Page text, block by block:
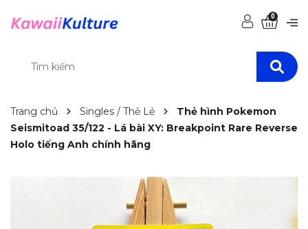
0
Trang chủ Singles / Thẻ Lẻ
Thẻ hình Pokemon
Seismitoad 35/122 - Lá bài XY: Breakpoint Rare Reverse
Holo tiếng Anh chính hãng